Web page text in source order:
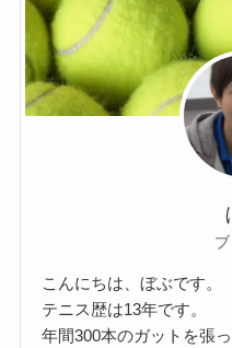
こんにちは、ぼぶです。
テニス歴は13年です。
年間300本のガットを張っ